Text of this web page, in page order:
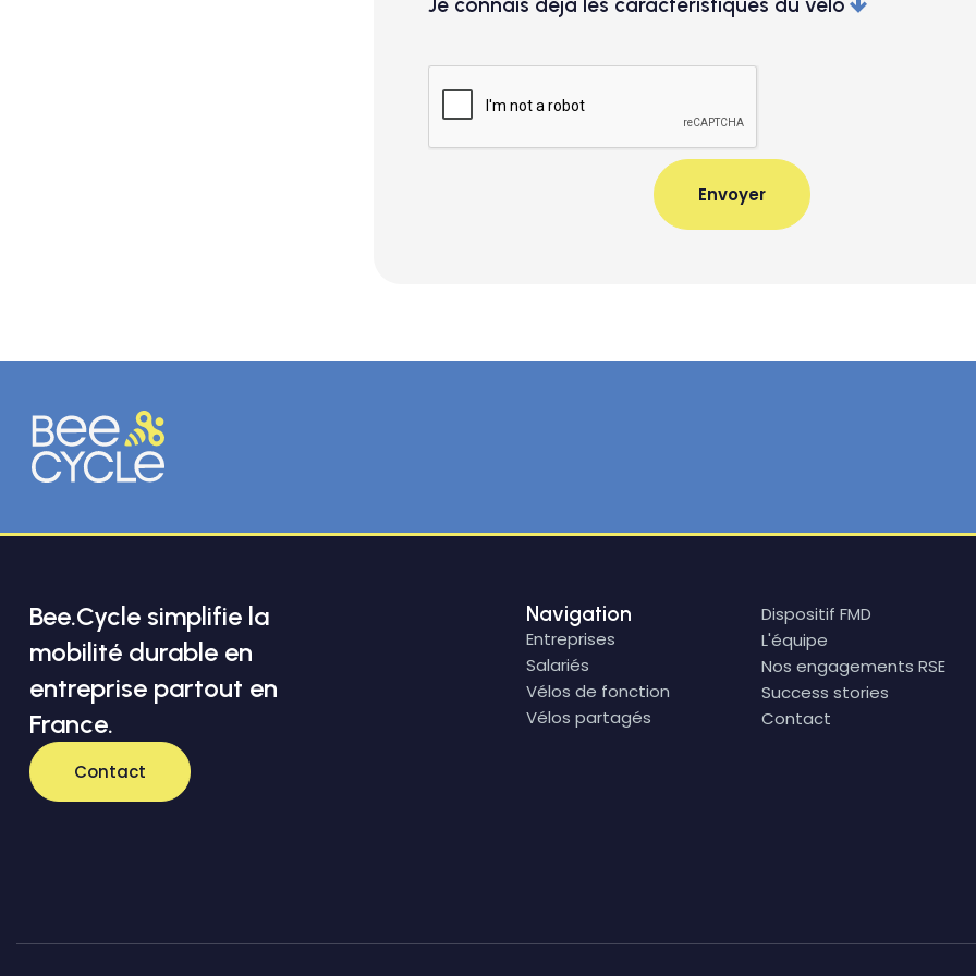
Accessoires
Je souhaite la maintenance
Je souhaite l'assurance
Bee.Cycle simplifie la
mobilité durable en
entreprise partout en
France.
Contact
Navigation
Entreprises
Salariés
Vélos de fonction
Vélos partagés
Dispositif FMD
L'équipe
Nos engagements RSE
Success stories
Contact